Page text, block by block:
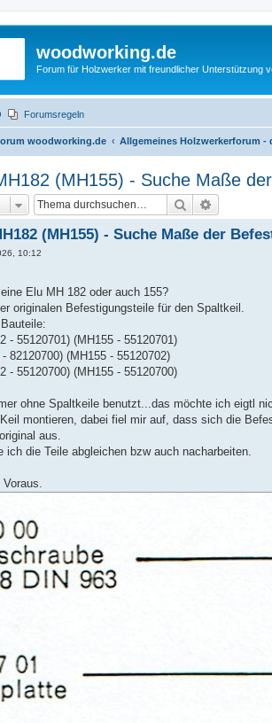
woodworking.de
Forum für Holzwerker mit freundlicher Unterstützung
Forumsregeln
woodworking.de Allgemeines Holzwerkerforum -
(MH155) - Suche Maße
Suche
(MH155) - Suche Maße der
10:12
Elu MH 182 oder auch 155?
originalen Befestigungsteile für den Spaltkeil.
- 55120701) (MH155 - 55120701)
82120700) (MH155 - 55120702)
- 55120700) (MH155 - 55120700)
ohne Spaltkeile benutzt...das möchte ich eigtl
montieren, dabei fiel mir auf, dass sich die
aus.
ich die Teile abgleichen bzw auch nacharbeiten.